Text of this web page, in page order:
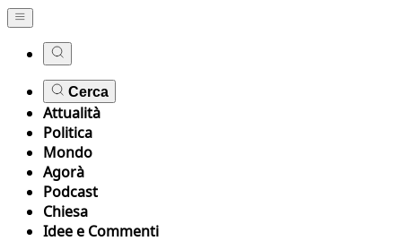
Cerca
Attualità
Politica
Mondo
Agorà
Podcast
Chiesa
Idee e Commenti